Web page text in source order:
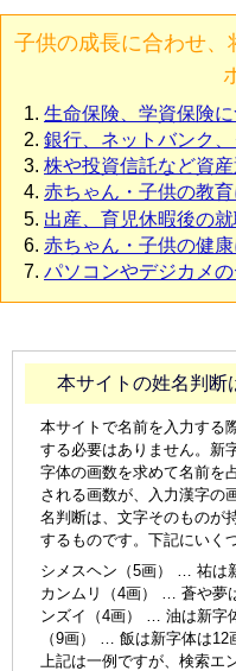
子供の成長に合わせ
生命保険、学資保険
銀行、ネットバンク
株や投資信託など資
赤ちゃん・子供の教
出産、育児休暇後の
赤ちゃん・子供の健
パソコンやデジカメ
本サイトの姓名判断
本サイトで名前を入力する
する必要はありません。新
字体の画数を求めて名前を
される画数が、入力漢字の
名判断は、文字そのものが
するものです。下記にいく
シメスヘン（5画） … 祐は
カンムリ（4画） … 蒼や夢
ンズイ（4画） … 油は新字
（9画） … 飯は新字体は12
上記は一例ですが、検索エ